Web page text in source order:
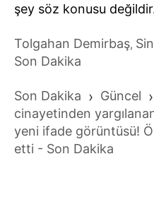
şey söz konusu
Tolgahan Demirbaş,
Son Dakika
Son Dakika › Güncel ›
cinayetinden
yeni ifade görüntüsü!
etti - Son Dakika